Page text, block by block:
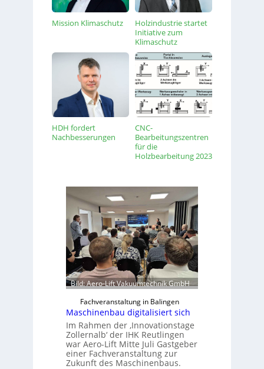
Mission Klimaschutz
Holzindustrie startet
Initiative zum
Klimaschutz
HDH fordert
Nachbesserungen
CNC-
Bearbeitungszentren
für die
Holzbearbeitung 2023
Bild: Aero-Lift Vakuumtechnik GmbH
Fachveranstaltung in Balingen
Maschinenbau digitalisiert sich
Im Rahmen der ‚Innovationstage
Zollernalb‘ der IHK Reutlingen
war Aero-Lift Mitte Juli Gastgeber
einer Fachveranstaltung zur
Zukunft des Maschinenbaus.